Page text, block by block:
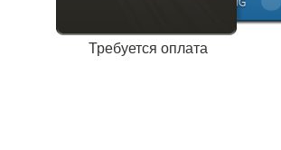
Требуется оплата